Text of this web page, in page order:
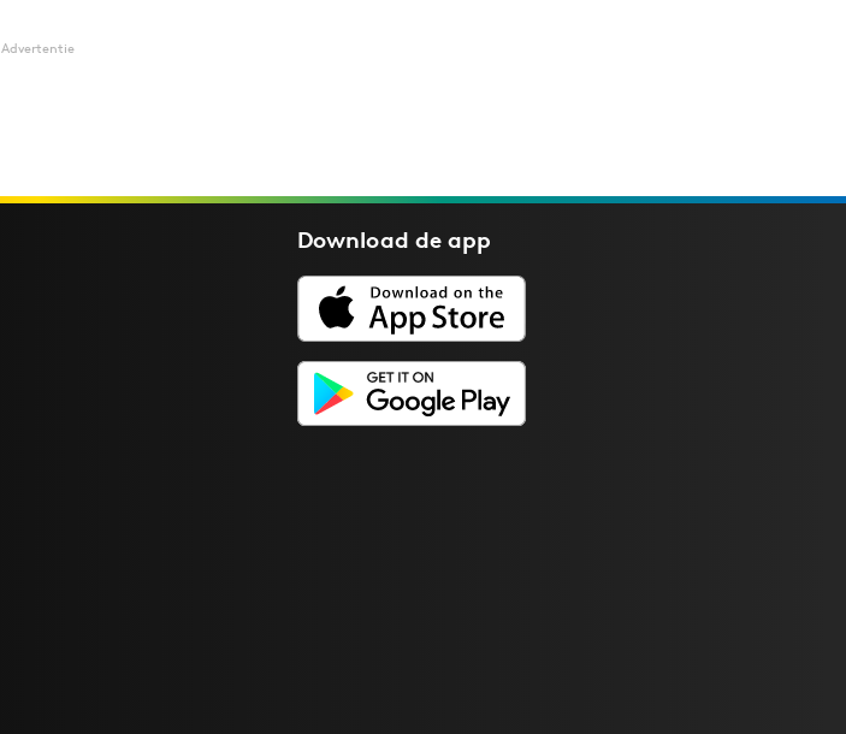
Advertentie
Download deapp